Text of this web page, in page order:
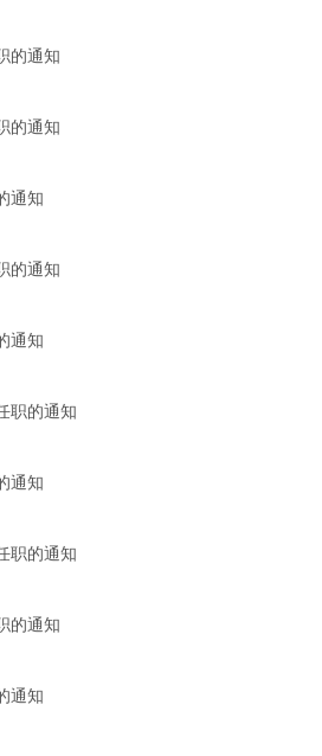
的通知
的通知
通知
的通知
通知
职的通知
通知
职的通知
的通知
通知